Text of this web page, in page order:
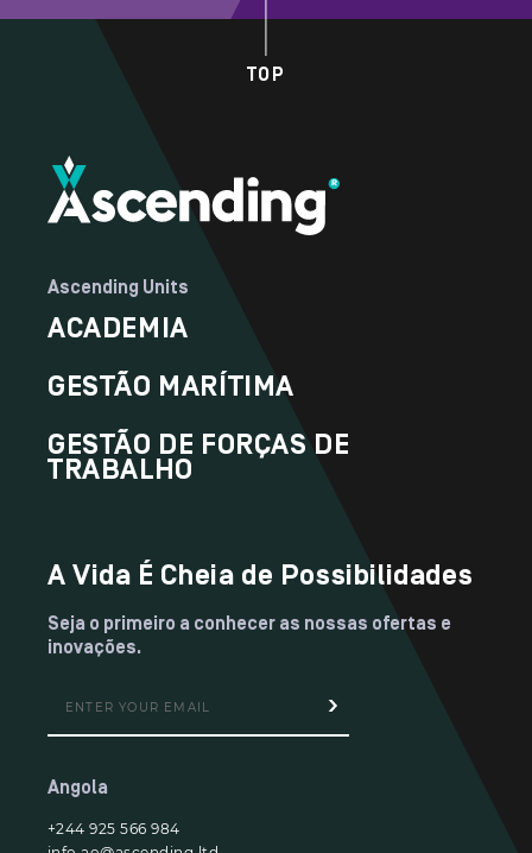
TOP
Ascending Units
ACADEMIA
GESTÃO MARÍTIMA
GESTÃO DE FORÇAS DE
TRABALHO
A Vida É Cheia de Possibilidades
Seja o primeiro a conhecer as nossas ofertas e
inovações.
Angola
+244 925 566 984